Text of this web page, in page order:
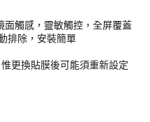
面觸感，靈敏觸控，全屏覆蓋
排除，安裝簡單
更換貼膜後可能須重新設定